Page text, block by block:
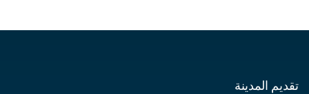
تقديم المدينة